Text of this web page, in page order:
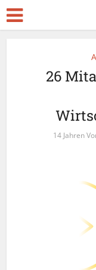
26
14 Jahren